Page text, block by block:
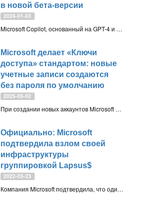
в новой бета-версии
2024-01-03
Microsoft Copilot, основанный на GPT-4 и DALL·E 3, получил поддержку Android 7.0 и выше в новой бета-версии, расширяя доступность для пользователей со старыми устройствами
Microsoft делает «Ключи
доступа» стандартом: новые
учетные записи создаются
без пароля по умолчанию
2025-05-02
При создании новых аккаунтов Microsoft больше не требуют пароля — вместо этого используются более безопасные методы входа: «Ключи доступа», push-уведомления и аппаратные ключи безопасности
Официально: Microsoft
подтвердила взлом своей
инфраструктуры
группировкой Lapsus$
2022-03-23
Компания Microsoft подтвердила, что один из сотрудников был скомпрометирован хакерской группой Lapsus$, что позволило злоумышленникам получить доступ и украсть некоторые объемы исходного кода